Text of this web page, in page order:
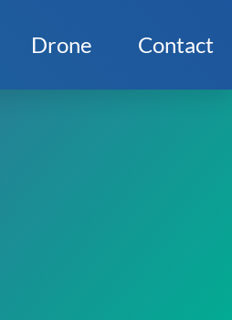
Drone Contact